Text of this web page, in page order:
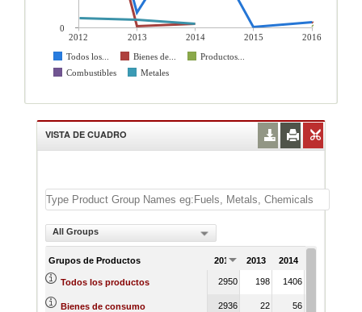
2012 2013 2014 2015
2016
Todos los...
Bienes de...
Productos...
Combustibles
Metales
0
VISTA DE CUADRO
All Groups
Grupos de Productos 2012 2013 2014
Todos los productos 2950 198 1406
Bienes de consumo 2936 22 56